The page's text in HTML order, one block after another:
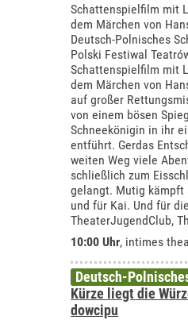
Schattenspielfilm mit
dem Märchen von
Deutsch-Polnisches
Polski Festiwal
Schattenspielfilm mit
dem Märchen von
auf großer
von einem bösen
Schneekönigin in ihr
entführt. Gerdas
weiten Weg viele
schließlich zum
gelangt. Mutig kämpft
und für Kai. Und für
TheaterJugendClub,
10:00 Uhr, intimes
Deutsch-
Kürze liegt die
dowcipu